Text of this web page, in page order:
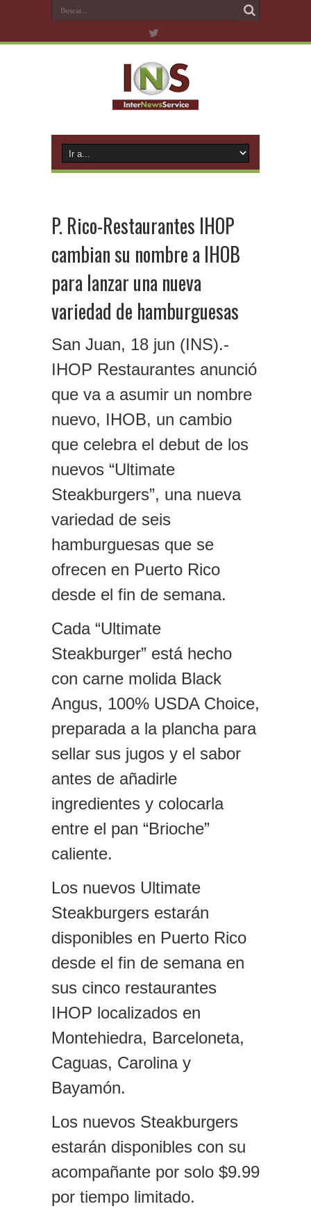
P. Rico-Restaurantes IHOP
cambian su nombre a IHOB
para lanzar una nueva
variedad de hamburguesas
San Juan, 18 jun (INS).-
IHOP Restaurantes anunció
que va a asumir un nombre
nuevo, IHOB, un cambio
que celebra el debut de los
nuevos “Ultimate
Steakburgers”, una nueva
variedad de seis
hamburguesas que se
ofrecen en Puerto Rico
desde el fin de semana.
Cada “Ultimate
Steakburger” está hecho
con carne molida Black
Angus, 100% USDA Choice,
preparada a la plancha para
sellar sus jugos y el sabor
antes de añadirle
ingredientes y colocarla
entre el pan “Brioche”
caliente.
Los nuevos Ultimate
Steakburgers estarán
disponibles en Puerto Rico
desde el fin de semana en
sus cinco restaurantes
IHOP localizados en
Montehiedra, Barceloneta,
Caguas, Carolina y
Bayamón.
Los nuevos Steakburgers
estarán disponibles con su
acompañante por solo $9.99
por tiempo limitado.